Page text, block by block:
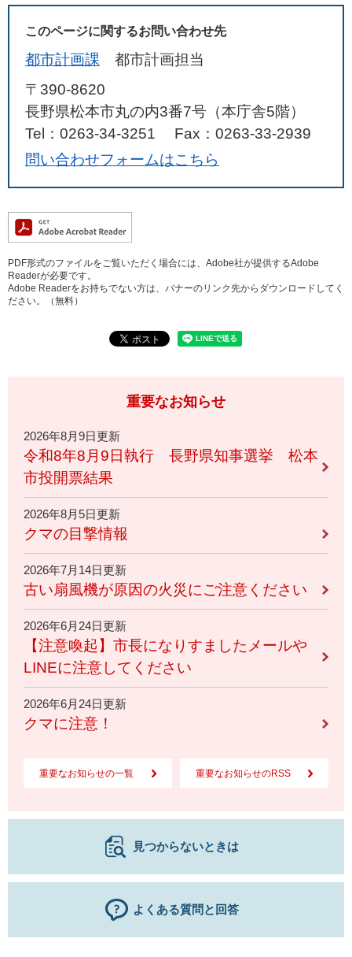
このページに関するお問い合わせ先
都市計画課
都市計画担当
〒390-8620
長野県松本市丸の内3番7号（本庁舎5階）
Tel：0263-34-3251
Fax：0263-33-2939
問い合わせフォームはこちら
PDF形式のファイルをご覧いただく場合には、Adobe社が提供するAdobe
Readerが必要です。
Adobe Readerをお持ちでない方は、バナーのリンク先からダウンロードしてく
ださい。（無料）
重要なお知らせ
2026年8月9日更新
令和8年8月9日執行 長野県知事選挙 松本
市投開票結果
2026年8月5日更新
クマの目撃情報
2026年7月14日更新
古い扇風機が原因の火災にご注意ください
2026年6月24日更新
【注意喚起】市長になりすましたメールや
LINEに注意してください
2026年6月24日更新
クマに注意！
重要なお知らせの一覧 重要なお知らせのRSS
見つからないときは
よくある質問と回答